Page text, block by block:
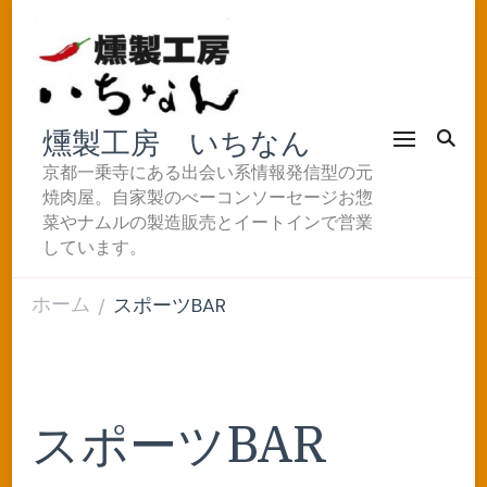
燻製工房 いちなん
京都一乗寺にある出会い系情報発信型の元
焼肉屋。自家製のべーコンソーセージお惣
菜やナムルの製造販売とイートインで営業
しています。
ホーム / スポーツBAR
スポーツBAR